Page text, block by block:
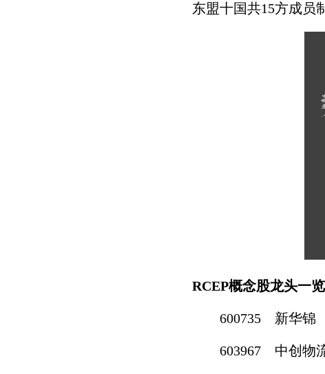
东盟十国共15方成员
RCEP概念股龙头一
600735 新华锦
603967 中创物